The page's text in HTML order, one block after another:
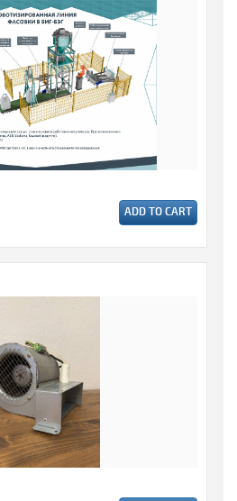
ADD TO CART